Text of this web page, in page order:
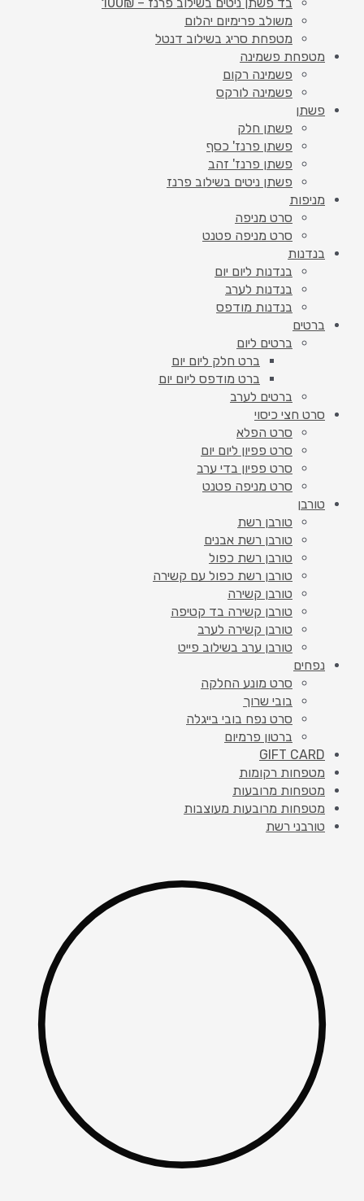
משולב פרימיום יהלום
מטפחת סריג בשילוב דנטל
מטפחת פשמינה
פשמינה רקום
פשמינה לורקס
פשתן
פשתן חלק
פשתן פרנז' כסף
פשתן פרנז' זהב
פשתן ניטים בשילוב פרנז
מניפות
סרט מניפה
סרט מניפה פטנט
בנדנות
בנדנות ליום יום
בנדנות לערב
בנדנות מודפס
ברטים
ברטים ליום
ברט חלק ליום יום
ברט מודפס ליום יום
ברטים לערב
סרט חצי כיסוי
סרט הפלא
סרט פפיון ליום יום
סרט פפיון בדי ערב
סרט מניפה פטנט
טורבן
טורבן רשת
טורבן רשת אבנים
טורבן רשת כפול
טורבן רשת כפול עם קשירה
טורבן קשירה
טורבן קשירה בד קטיפה
טורבן קשירה לערב
טורבן ערב בשילוב פייט
נפחים
סרט מונע החלקה
בובי שרוך
סרט נפח בובי בייגלה
ברטון פרמיום
GIFT CARD
מטפחות רקומות
מטפחות מרובעות
מטפחות מרובעות מעוצבות
טורבני רשת